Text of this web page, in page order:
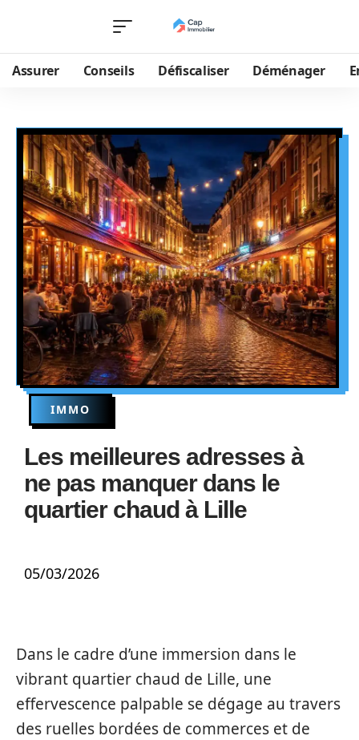
Assurer Conseils Défiscaliser Déménager
IMMO
Les meilleures adresses à
ne pas manquer dans le
quartier chaud à Lille
05/03/2026
Dans le cadre d’une immersion dans le
vibrant quartier chaud de Lille, une
effervescence palpable se dégage au travers
des ruelles bordées de commerces et de